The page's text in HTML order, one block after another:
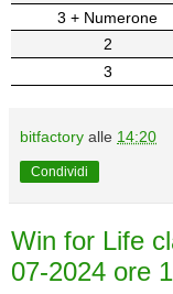
3 + Numerone
2
3
bitfactory alle 14:20
Condividi
Win for Life
07-2024 ore